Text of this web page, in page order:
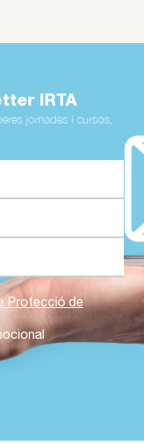
IRTA
jornades i cursos,
Protecció de